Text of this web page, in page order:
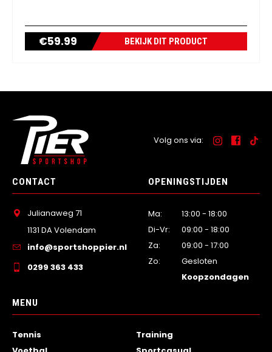
€59.99 BEKIJK DIT PRODUCT
Volg ons via:
CONTACT
Julianaweg 71
1131 DA Volendam
info@sportshoppier.nl
0299 363 433
OPENINGSTIJDEN
Ma:
13:00 - 18:00
Di-Vr:
09:00 - 18:00
Za:
09:00 - 17:00
Zo:
Gesloten
Koopzondagen
MENU
Tennis
Training